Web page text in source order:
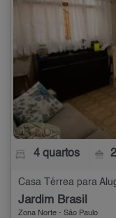
4 quartos
Jardim Brasil
Zona Norte - São Paulo